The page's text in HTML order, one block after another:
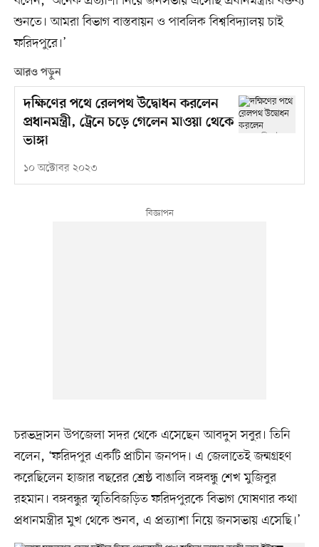
শুনতে। আমরা বিভাগ বাস্তবায়ন ও পাবলিক বিশ্ববিদ্যালয় চাই
ফরিদপুরে।’
আরও পড়ুন
দক্ষিণের পথে রেলপথ উদ্বোধন করলেন
প্রধানমন্ত্রী, ট্রেনে চড়ে গেলেন মাওয়া থেকে
ভাঙ্গা
১০ অক্টোবর ২০২৩
চরভদ্রাসন উপজেলা সদর থেকে এসেছেন আবদুস সবুর। তিনি
বলেন, ‘ফরিদপুর একটি প্রাচীন জনপদ। এ জেলাতেই জন্মগ্রহণ
করেছিলেন হাজার বছরের শ্রেষ্ঠ বাঙালি বঙ্গবন্ধু শেখ মুজিবুর
রহমান। বঙ্গবন্ধুর স্মৃতিবিজড়িত ফরিদপুরকে বিভাগ ঘোষণার কথা
প্রধানমন্ত্রীর মুখ থেকে শুনব, এ প্রত্যাশা নিয়ে জনসভায় এসেছি।’